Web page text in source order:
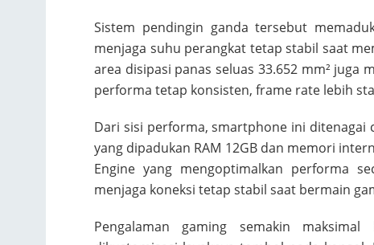
Sistem pendingin ganda tersebut
menjaga suhu perangkat tetap stabil saat
area disipasi panas seluas 33.652 mm²
performa tetap konsisten, frame rate lebih
Dari sisi performa, smartphone ini ditenagai
yang dipadukan RAM 12GB dan memori
Engine yang mengoptimalkan performa
menjaga koneksi tetap stabil saat bermain
Pengalaman gaming semakin